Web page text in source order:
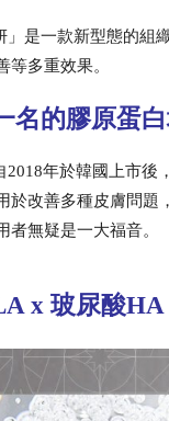
」是一款新型態的
等多重效果。
名的膠原蛋
2018年於韓國上市
於改善多種皮膚問
無疑是一大福音。
x 玻尿酸